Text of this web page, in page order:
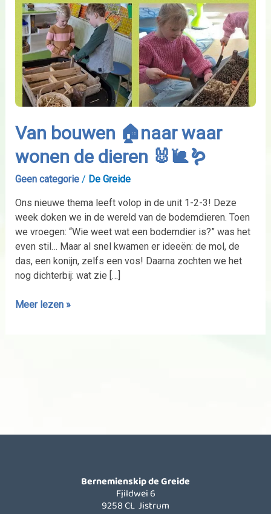
Van bouwen 🏠naar waar
wonen de dieren 🐰🐌🪱
Geen categorie/ De Greide
Ons nieuwe thema leeft volop in de unit 1-2-3! Deze
week doken we in de wereld van de bodemdieren. Toen
we vroegen: “Wie weet wat een bodemdier is?” was het
even stil… Maar al snel kwamen er ideeën: de mol, de
das, een konijn, zelfs een vos! Daarna zochten we het
nog dichterbij: wat zie […]
Meer lezen »
Bernemienskip de Greide
Fjildwei 6
9258 CL Jistrum